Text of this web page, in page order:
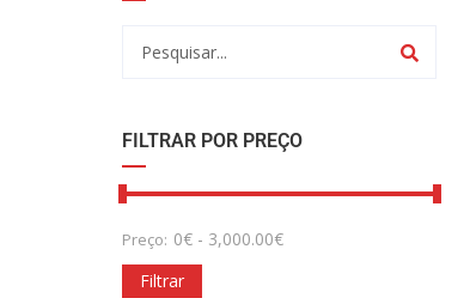
FILTRAR POR PREÇO
Preço: 0€ - 3,000.00€
Filtrar